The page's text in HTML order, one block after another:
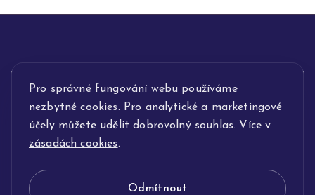
Pro správné fungování webu používáme
nezbytné cookies. Pro analytické a marketingové
účely můžete udělit dobrovolný souhlas. Více v
zásadách cookies.
Odmítnout
INFORMACE
POPIS SLUŽEB